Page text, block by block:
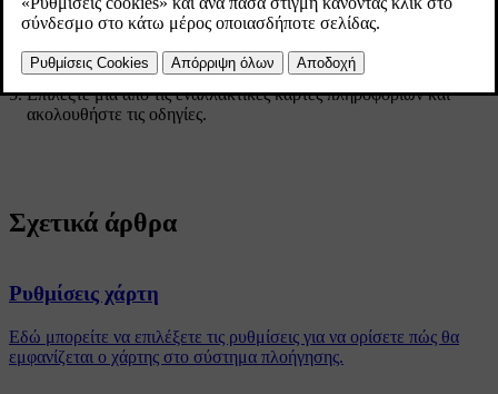
Όταν στην ίδια περιοχή υπάρχουν αρκετά σημεία POI,
εμφανίζονται ως ομάδα. Πατήστε στην ομάδα για να εμφανιστεί
λίστα με τα σημεία POI.
Επιλέξτε ένα σημείο POI.
Επιλέξτε μία από τις εναλλακτικές κάρτες πληροφοριών και
ακολουθήστε τις οδηγίες.
Σχετικά άρθρα
Ρυθμίσεις χάρτη
Εδώ μπορείτε να επιλέξετε τις ρυθμίσεις για να ορίσετε πώς θα
εμφανίζεται ο χάρτης στο σύστημα πλοήγησης.